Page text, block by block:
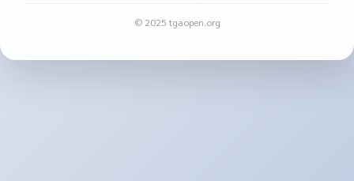
© 2025 tgaopen.org